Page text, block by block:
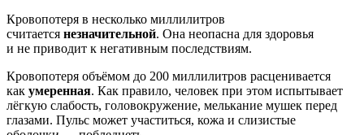
Кровопотеря в несколько миллилитров
считается незначительной. Она неопасна для здоровья
и не приводит к негативным последствиям.
Кровопотеря объёмом до 200 миллилитров расценивается
как умеренная. Как правило, человек при этом испытывает
лёгкую слабость, головокружение, мелькание мушек перед
глазами. Пульс может участиться, кожа и слизистые